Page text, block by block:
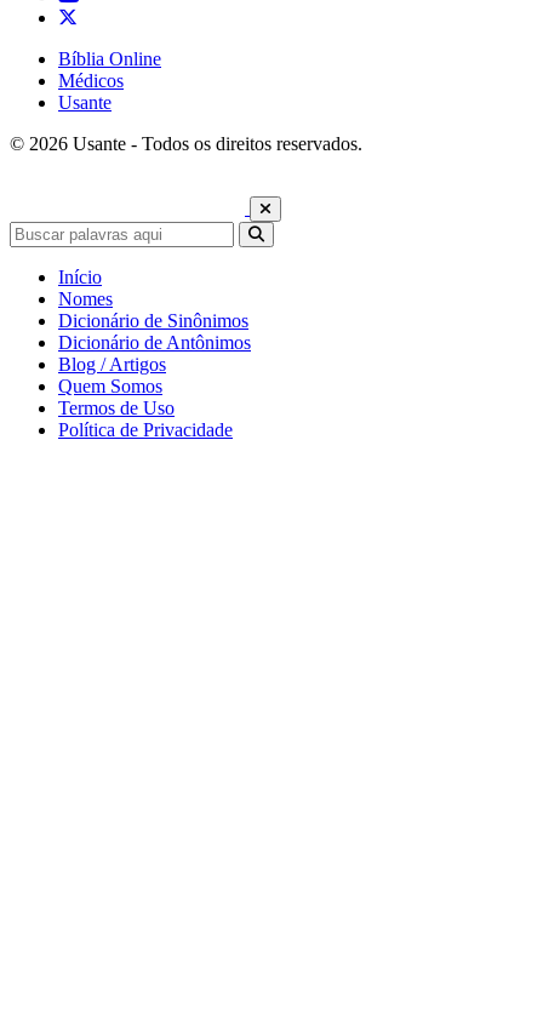
Bíblia Online
Médicos
Usante
© 2026 Usante - Todos os direitos reservados.
Início
Nomes
Dicionário de Sinônimos
Dicionário de Antônimos
Blog / Artigos
Quem Somos
Termos de Uso
Política de Privacidade